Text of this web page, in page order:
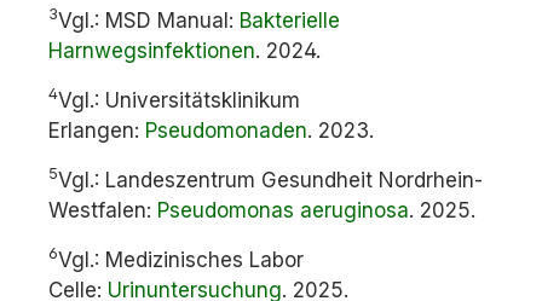
3Vgl.: MSD Manual: Bakterielle
Harnwegsinfektionen. 2024.
4Vgl.: Universitätsklinikum
Erlangen: Pseudomonaden. 2023.
5Vgl.: Landeszentrum Gesundheit Nordrhein-
Westfalen: Pseudomonas aeruginosa. 2025.
6Vgl.: Medizinisches Labor
Celle: Urinuntersuchung. 2025.